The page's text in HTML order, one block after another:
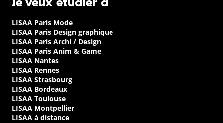
LISAA Paris Mode
LISAA Paris Design graphique
LISAA Paris Archi / Design
LISAA Paris Anim & Game
LISAA Nantes
LISAA Rennes
LISAA Strasbourg
LISAA Bordeaux
LISAA Toulouse
LISAA Montpellier
LISAA à distance